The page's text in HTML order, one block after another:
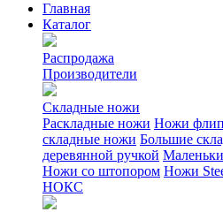
Главная
Каталог
Распродажа
Производители
Складные ножи
Раскладные ножи Ножи
складные ножи Большие
деревянной ручкой
Ножи со штопором Ножи
НОКС